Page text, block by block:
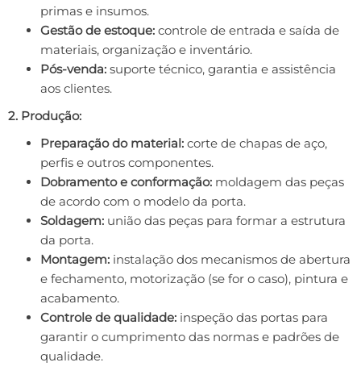
primas e insumos.
Gestão de estoque: controle de entrada e saída de
materiais, organização e inventário.
Pós-venda: suporte técnico, garantia e assistência
aos clientes.
2. Produção:
Preparação do material: corte de chapas de aço,
perfis e outros componentes.
Dobramento e conformação: moldagem das peças
de acordo com o modelo da porta.
Soldagem: união das peças para formar a estrutura
da porta.
Montagem: instalação dos mecanismos de abertura
e fechamento, motorização (se for o caso), pintura e
acabamento.
Controle de qualidade: inspeção das portas para
garantir o cumprimento das normas e padrões de
qualidade.